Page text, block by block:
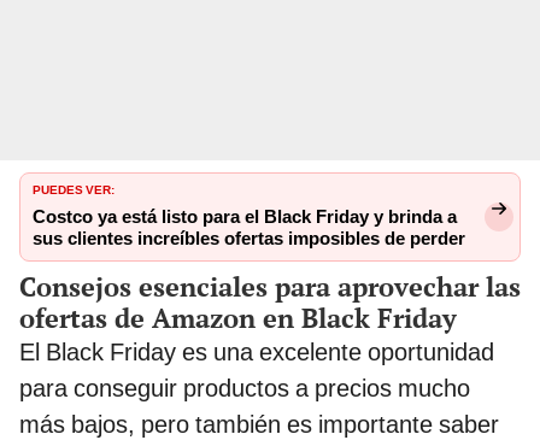
PUEDES VER:
Costco ya está listo para el Black Friday y brinda a
sus clientes increíbles ofertas imposibles de perder
Consejos esenciales para aprovechar las
ofertas de Amazon en Black Friday
El Black Friday es una excelente oportunidad
para conseguir productos a precios mucho
más bajos, pero también es importante saber